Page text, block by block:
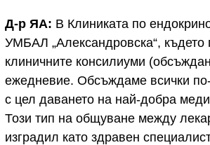
Д-р ЯА: В Клиниката по
УМБАЛ „Александровска“, където
клиничните консилиуми
ежедневие. Обсъждаме всички
с цел даването на най-добра
Този тип на общуване между
изградил като здравен